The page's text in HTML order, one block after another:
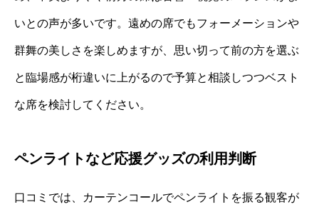
いとの声が多いです。遠めの席でもフォーメーションや
群舞の美しさを楽しめますが、思い切って前の方を選ぶ
と臨場感が桁違いに上がるので予算と相談しつつベスト
な席を検討してください。
ペンライトなど応援グッズの利用判断
口コミでは、カーテンコールでペンライトを振る観客が